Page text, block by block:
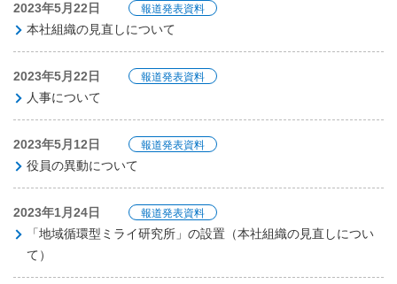
2023年5月22日 報道発表資料
本社組織の見直しについて
2023年5月22日 報道発表資料
人事について
2023年5月12日 報道発表資料
役員の異動について
2023年1月24日 報道発表資料
「地域循環型ミライ研究所」の設置（本社組織の見直しについ
て）